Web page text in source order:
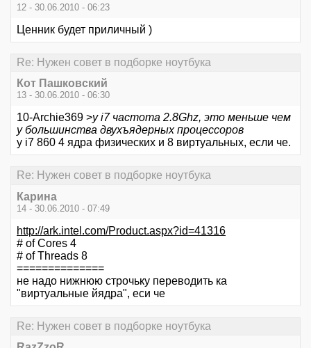
12 - 30.06.2010 - 06:23
Ценник будет приличный )
Re: Нужен совет в подборке ноутбука
Кот Пашковский
13 - 30.06.2010 - 06:30
10-Archie369 >у i7 частота 2.8Ghz, это меньше чем
у большинства двухъядерных процессоров
у i7 860 4 ядра физических и 8 виртуальных, если че.
Re: Нужен совет в подборке ноутбука
Карина
14 - 30.06.2010 - 07:49
http://ark.intel.com/Product.aspx?id=41316
# of Cores 4
# of Threads 8
==============
не надо нижнюю строчьку переводить ка
"виртуальные йядра", еси че
Re: Нужен совет в подборке ноутбука